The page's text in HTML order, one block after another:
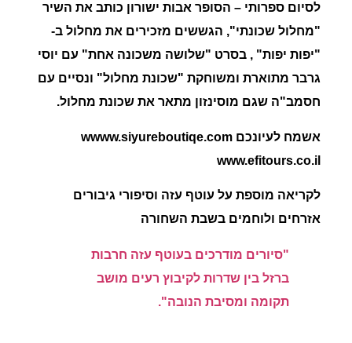
לסיום ספרותי – הסופר אבות ישורון כותב את השיר
"מחלול שכונתי", הגששים מזכירים את מחלול ב-
"יפות יפות" , בסרט "שלושה משכונה אחת" עם יוסי
גרבר מתוארת ומשוחקת "שכונת מחלול" ונסיים עם
חסמב"ה שגם מוסינזון מתאר את שכונת מחלול.
אשמח לעיונכם wwww.siyureboutiqe.com
www.efitours.co.il
לקריאה מוספת על עוטף עזה וסיפורי גיבורים
אזרחים ולוחמים בשבת השחורה
"סיורים מודרכים בעוטף עזה חרבות
ברזל בין שדרות לקיבוץ רעים מושב
תקומה ומסיבת הנובה".